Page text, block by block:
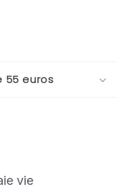
55 euros
vie